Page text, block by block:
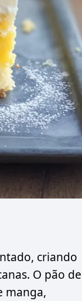
criando
O pão de
manga,